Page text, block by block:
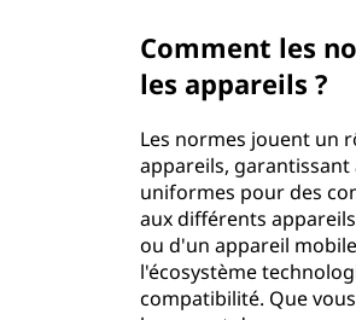
Comment les
les appareils ?
Les normes jouent un
appareils,
uniformes pour des
aux différents
ou d'un appareil
l'écosystème
compatibilité. Que